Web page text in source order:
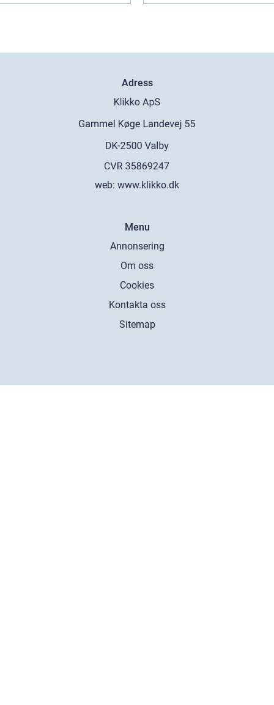
Adress
web: www.klikko.dk
Menu
Annonsering
Om oss
Cookies
Kontakta oss
Sitemap